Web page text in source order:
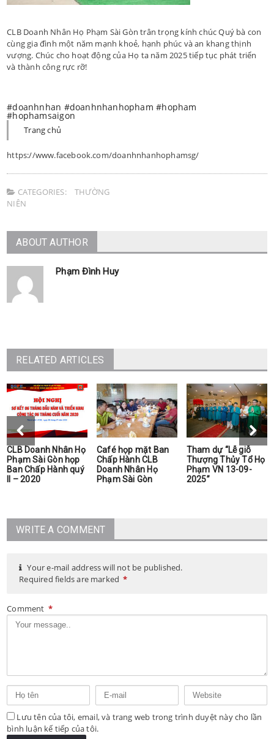
CLB Doanh Nhân Họ Phạm Sài Gòn trân trọng kính chúc Quý bà con
cùng gia đình một năm mạnh khoẻ, hạnh phúc và an khang thịnh
vượng. Chúc cho hoạt động của Họ ta năm 2025 tiếp tục phát triển
và thành công rực rỡ!
#doanhnhan #doanhnhanhopham #hopham
#hophamsaigon
Trang chủ
https://www.facebook.com/doanhnhanhophamsg/
CATEGORIES:
THƯỜNG
NIÊN
ABOUT AUTHOR
Phạm Đình Huy
RELATED ARTICLES
CLB Doanh Nhân Họ
Phạm Sài Gòn họp
Ban Chấp Hành quý
II – 2020
Café họp mặt Ban
Chấp Hành CLB
Doanh Nhân Họ
Phạm Sài Gòn
Tham dự “Lễ giỗ
Thượng Thủy Tổ Họ
Phạm VN 13-09-
2025”
WRITE A COMMENT
Your e-mail address will not be published.
Required fields are marked *
Comment *
Lưu tên của tôi, email, và trang web trong trình duyệt này cho lần
bình luận kế tiếp của tôi.